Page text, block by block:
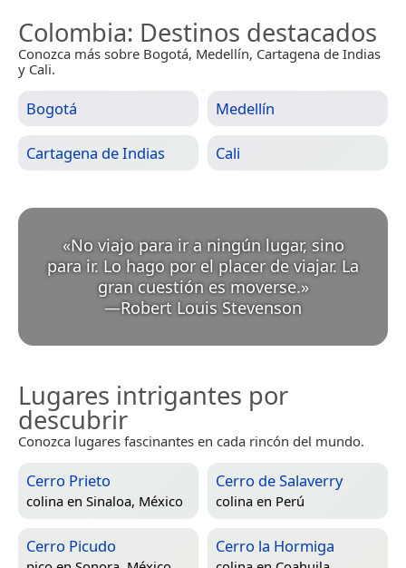
Colombia: Destinos destacados
Conozca más sobre Bogotá, Medellín, Cartagena de Indias
y Cali.
Bogotá Medellín
Cartagena de Indias Cali
«No viajo para ir a ningún lugar, sino
para ir. Lo hago por el placer de viajar. La
gran cuestión es moverse. »
—Robert Louis Stevenson
Lugares intrigantes por
descubrir
Conozca lugares fascinantes en cada rincón del mundo.
Cerro Prieto
colina en Sinaloa, México
Cerro de Salaverry
colina en Perú
Cerro Picudo Cerro la Hormiga